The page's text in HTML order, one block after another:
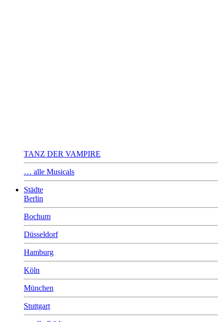
TANZ DER VAMPIRE
… alle Musicals
Städte
Berlin
Bochum
Düsseldorf
Hamburg
Köln
München
Stuttgart